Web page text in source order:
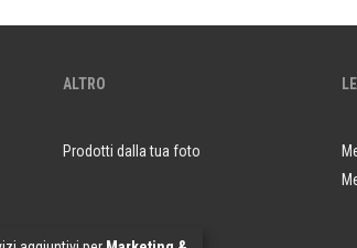
ALTRO
Prodotti dalla tua foto